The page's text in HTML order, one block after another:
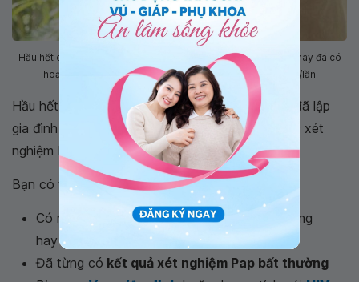
Hầu hết các phụ nữ trong độ tuổi từ 21 đến 65 đã lập gia đình hay đã có
hoạt động tình dục nên được xét nghiệm Pap mỗi 3 năm/lần
Hầu hết các phụ nữ trong độ tuổi từ 21 đến 65 đã lập
gia đình hay đã có hoạt động tình dục nên được xét
nghiệm Pap 3 năm/lần.
Bạn có thể cần kiểm tra thường xuyên hơn nếu:
Có người thân trực hệ mắc ung thư cổ tử cung
hay các loại ung thư nói chung
Đã từng có kết quả xét nghiệm Pap bất thường